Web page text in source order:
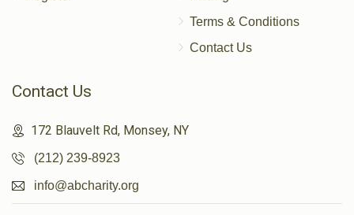
Terms & Conditions
Contact Us
Contact Us
172 Blauvelt Rd, Monsey, NY
(212) 239-8923
info@abcharity.org